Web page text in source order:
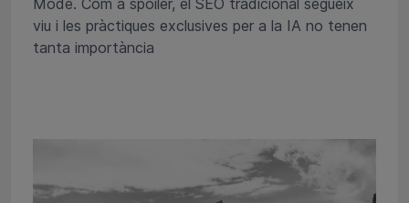
Mode. Com a spoiler, el SEO tradicional segueix
viu i les pràctiques exclusives per a la IA no tenen
tanta importància